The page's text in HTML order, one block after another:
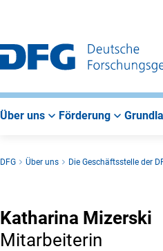
Über uns Förderung
DFG Über uns Die Geschäftsstelle der
Katharina Mizerski
Mitarbeiterin